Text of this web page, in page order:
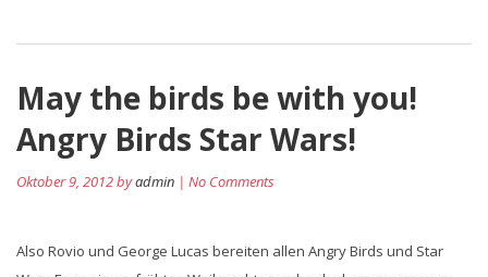
May the birds be with you!
Angry Birds Star Wars!
Oktober 9, 2012 byadmin | No Comments
Also Rovio und George Lucas bereiten allen Angry Birds und Star